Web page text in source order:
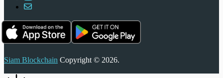
Siam Blockchain Copyright © 2026.